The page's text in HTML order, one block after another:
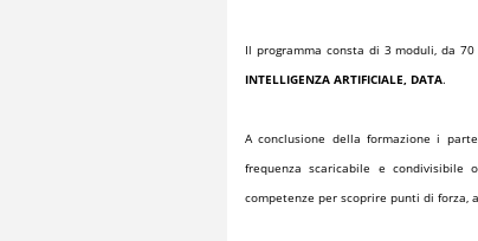
Il programma consta di 3 moduli,da
INTELLIGENZA ARTIFICIALE, DATA.
A conclusione della formazione i
frequenza scaricabile e
competenze per scoprire punti di forza,